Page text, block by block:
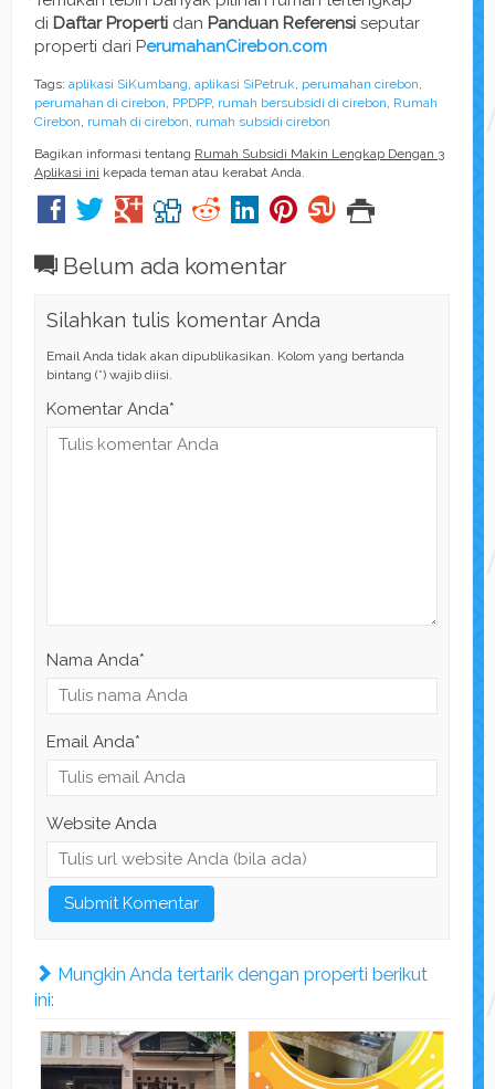
di Daftar Properti dan Panduan Referensi seputar
properti dari PerumahanCirebon.com
Tags: aplikasi SiKumbang, aplikasi SiPetruk, perumahan cirebon,
perumahan di cirebon, PPDPP, rumah bersubsidi di cirebon, Rumah
Cirebon, rumah di cirebon, rumah subsidi cirebon
Bagikan informasi tentang Rumah Subsidi Makin Lengkap Dengan 3
Aplikasi ini kepada teman atau kerabat Anda.
Belum ada komentar
Silahkan tulis komentar Anda
Email Anda tidak akan dipublikasikan. Kolom yang bertanda
bintang (*) wajib diisi.
Komentar Anda*
Nama Anda*
Email Anda*
Website Anda
Mungkin Anda tertarik dengan properti berikut
ini: